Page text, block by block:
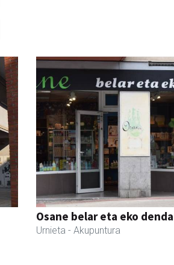
Osane belar eta eko denda
Urnieta - Akupuntura